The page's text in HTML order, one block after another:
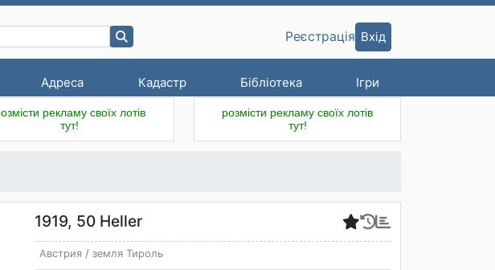
Адреса Кадастр Бібліотека Ігри
Реєстрація Вхід
рекламу своїх лотів
тут!
розмісти рекламу своїх лотів
тут!
1919, 50 Heller
Австрия /земля Тироль